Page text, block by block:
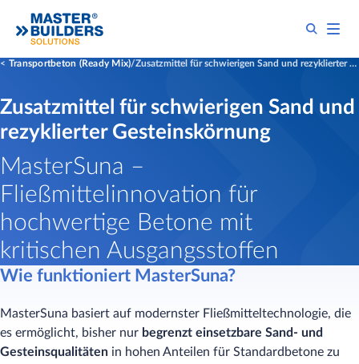
Transportbeton (Ready Mix) Zusatzmittel für schwierigen Sand und rezyklierter Gesteinskörnung
Zusatzmittel für schwierigen Sand und
rezyklierter Gesteinskörnung
​MasterSuna –
Fließmittelinnovation für
hochwertige Betone mit
kritischen Ausgangsstoffen
Wie funktioniert MasterSuna?
MasterSuna basiert auf modernster Fließmitteltechnologie, die
es ermöglicht, bisher nur begrenzt einsetzbare Sand- und
Gesteinsqualitäten in hohen Anteilen für Standardbetone zu